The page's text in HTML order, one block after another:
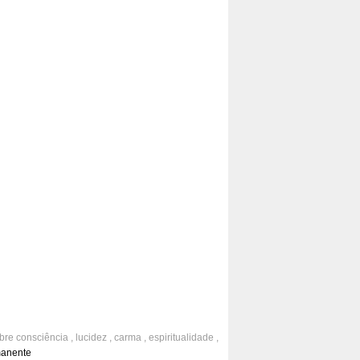
consciência, lucidez, carma, espiritualidade ,